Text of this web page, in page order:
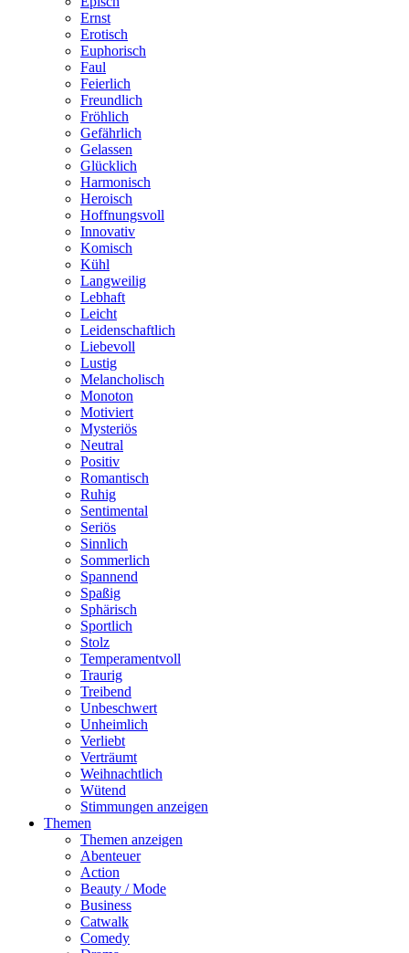
Ernst
Erotisch
Euphorisch
Faul
Feierlich
Freundlich
Fröhlich
Gefährlich
Gelassen
Glücklich
Harmonisch
Heroisch
Hoffnungsvoll
Innovativ
Komisch
Kühl
Langweilig
Lebhaft
Leicht
Leidenschaftlich
Liebevoll
Lustig
Melancholisch
Monoton
Motiviert
Mysteriös
Neutral
Positiv
Romantisch
Ruhig
Sentimental
Seriös
Sinnlich
Sommerlich
Spannend
Spaßig
Sphärisch
Sportlich
Stolz
Temperamentvoll
Traurig
Treibend
Unbeschwert
Unheimlich
Verliebt
Verträumt
Weihnachtlich
Wütend
Stimmungen anzeigen
Themen
Themen anzeigen
Abenteuer
Action
Beauty / Mode
Business
Catwalk
Comedy